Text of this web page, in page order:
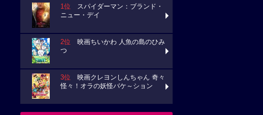
1位 スパイダーマン：ブランド・
ニュー・デイ
2位 映画ちいかわ 人魚の島のひみ
つ
3位 映画クレヨンしんちゃん 奇々
怪々！オラの妖怪バケ～ション